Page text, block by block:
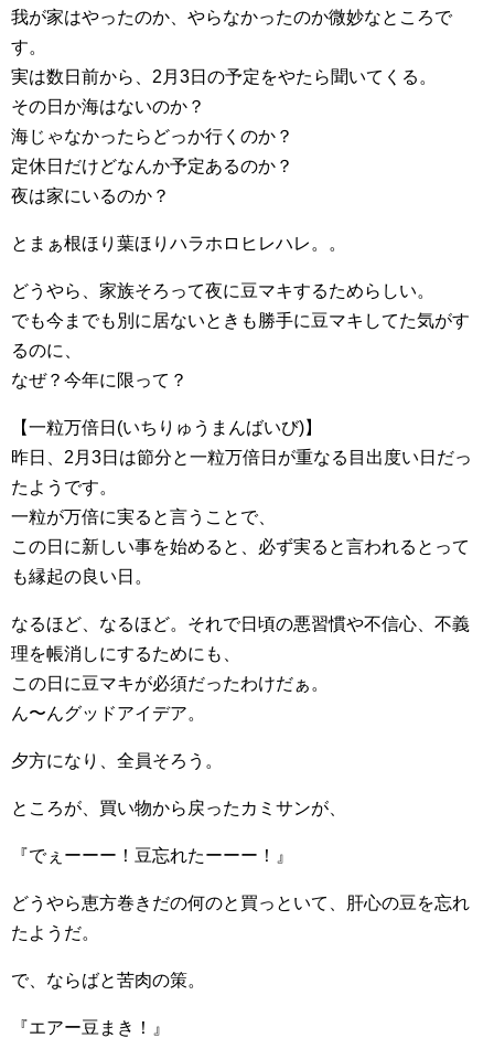
我が家はやったのか、やらなかったのか微妙なところで
す。
実は数日前から、2月3日の予定をやたら聞いてくる。
その日か海はないのか？
海じゃなかったらどっか行くのか？
定休日だけどなんか予定あるのか？
夜は家にいるのか？
とまぁ根ほり葉ほりハラホロヒレハレ。。
どうやら、家族そろって夜に豆マキするためらしい。
でも今までも別に居ないときも勝手に豆マキしてた気がす
るのに、
なぜ？今年に限って？
【一粒万倍日(いちりゅうまんばいび)】
昨日、2月3日は節分と一粒万倍日が重なる目出度い日だっ
たようです。
一粒が万倍に実ると言うことで、
この日に新しい事を始めると、必ず実ると言われるとって
も縁起の良い日。
なるほど、なるほど。それで日頃の悪習慣や不信心、不義
理を帳消しにするためにも、
この日に豆マキが必須だったわけだぁ。
ん〜んグッドアイデア。
夕方になり、全員そろう。
ところが、買い物から戻ったカミサンが、
『でぇーーー！豆忘れたーーー！』
どうやら恵方巻きだの何のと買っといて、肝心の豆を忘れ
たようだ。
で、ならばと苦肉の策。
『エアー豆まき！』